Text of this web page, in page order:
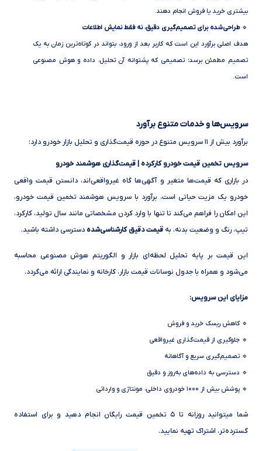
بیشتری خرید یا فروش انجام دهند.
🔹طراحی‌شده برای تصمیم‌گیری دقیق، نه فقط نمایش اطلاعات
هدف اصلی برآورد این است که کاربر بعد از ورود، بتواند در کوتاه‌ترین زمان به یک
تصمیم مطمئن برسد؛ تصمیمی که پشتوانه آن تحلیل، داده و هوش مصنوعی
است.
سرویس‌ها و خدمات متنوع برآورد
برآورد بیش از ۱۱ سرویس متنوع در حوزه قیمت‌گذاری و تحلیل بازار خودرو دارد:
سرویس تخمین قیمت خودرو کارکرده | قیمت‌گذاری هوشمند خودرو
در بازاری که قیمت‌ها متغیر و آگهی‌ها گاه غیرواقعی‌اند، دانستن قیمت واقعی
خودرو یک مزیت حیاتی است. برآورد با سرویس هوشمند تخمین قیمت خودرو،
این امکان را فراهم می‌کند تا تنها با وارد کردن مشخصاتی مانند سال تولید، کارکرد،
تیپ، رنگ و وضعیت بدنه، به قیمت دقیق کارشناسی‌شدهدسترسی داشته باشید.
این قیمت بر پایه تحلیل لحظه‌ای بازار و الگوریتم هوش مصنوعی محاسبه
می‌شود و همراه با جدول نوسانات قیمت بازار، کارخانه و نمایندگی ارائه می‌گردد.
مزایای این سرویس:
🔹 کاهش ریسک خرید و فروش
🔹 جلوگیری از قیمت‌گذاری غیرواقعی
🔹 تصمیم‌گیری سریع و آگاهانه
🔹 دسترسی به داده‌های به‌روز و دقیق
🔹 پوشش بیش از ۱۰۰۰ خودروی داخلی، مونتاژی و وارداتی
شما میتوانید روزانه تا ۵ تخمین قیمت رایگان انجام دهید و برای استفاده
گسترده‌تر، اشتراک تهیه نمایید.